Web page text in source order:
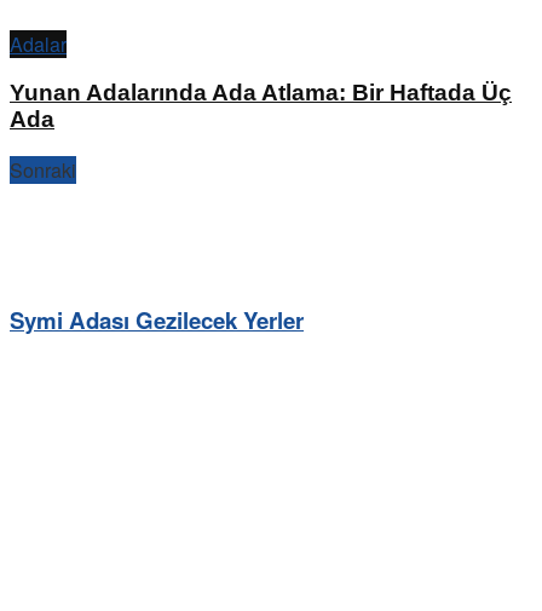
Adalar
Yunan Adalarında Ada Atlama: Bir Haftada Üç
Ada
Sonraki
Symi Adası Gezilecek Yerler